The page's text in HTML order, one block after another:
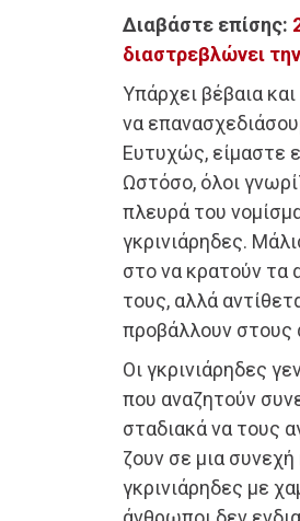
Διαβάστε επίσης:
διαστρεβλώνει
Υπάρχει βέβαια
να
Ευτυχώς, είμαστε
Ωστόσο, όλοι
πλευρά του
γκρινιάρηδες.
στο να κρατούν τα
τους, αλλά
προβάλλουν στους
Οι γκρινιάρηδες
που αναζητούν
σταδιακά να τους
ζουν σε μια
γκρινιάρηδες με